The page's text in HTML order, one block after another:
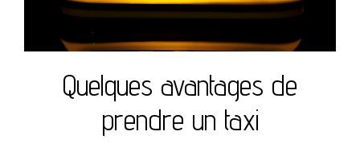
Quelques avantages de
prendre un taxi